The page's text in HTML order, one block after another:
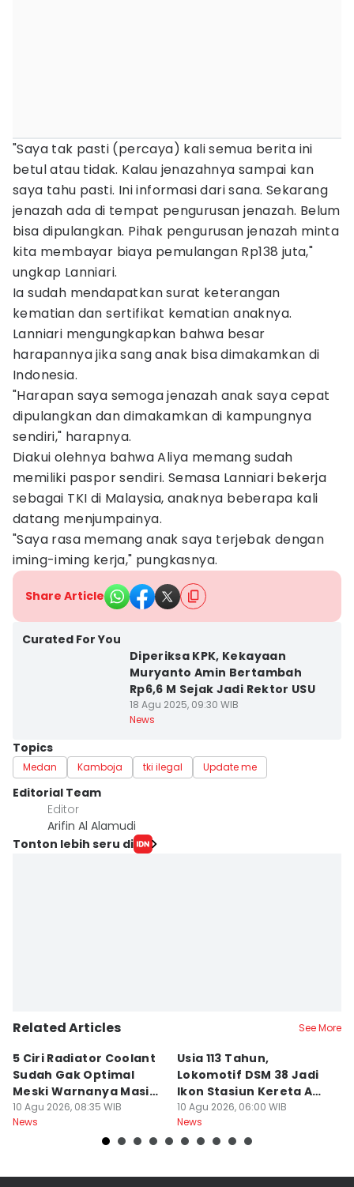
"Saya tak pasti (percaya) kali semua berita ini
betul atau tidak. Kalau jenazahnya sampai kan
saya tahu pasti. Ini informasi dari sana. Sekarang
jenazah ada di tempat pengurusan jenazah. Belum
bisa dipulangkan. Pihak pengurusan jenazah minta
kita membayar biaya pemulangan Rp138 juta,"
ungkap Lanniari.
Ia sudah mendapatkan surat keterangan
kematian dan sertifikat kematian anaknya.
Lanniari mengungkapkan bahwa besar
harapannya jika sang anak bisa dimakamkan di
Indonesia.
"Harapan saya semoga jenazah anak saya cepat
dipulangkan dan dimakamkan di kampungnya
sendiri," harapnya.
Diakui olehnya bahwa Aliya memang sudah
memiliki paspor sendiri. Semasa Lanniari bekerja
sebagai TKI di Malaysia, anaknya beberapa kali
datang menjumpainya.
"Saya rasa memang anak saya terjebak dengan
iming-iming kerja," pungkasnya.
Share Article
Curated For You
Diperiksa KPK, Kekayaan
Muryanto Amin Bertambah
Rp6,6 M Sejak Jadi Rektor USU
18 Agu 2025, 09:30 WIB
News
Topics
Medan Kamboja tki ilegal Update me
Editorial Team
Editor
Arifin Al Alamudi
Tonton lebih seru di
Related Articles See More
5 Ciri Radiator Coolant
Sudah Gak Optimal
Meski Warnanya Masih
Jernih
10 Agu 2026, 08:35 WIB
News
Usia 113 Tahun,
Lokomotif DSM 38 Jadi
Ikon Stasiun Kereta Api
Medan
10 Agu 2026, 06:00 WIB
News